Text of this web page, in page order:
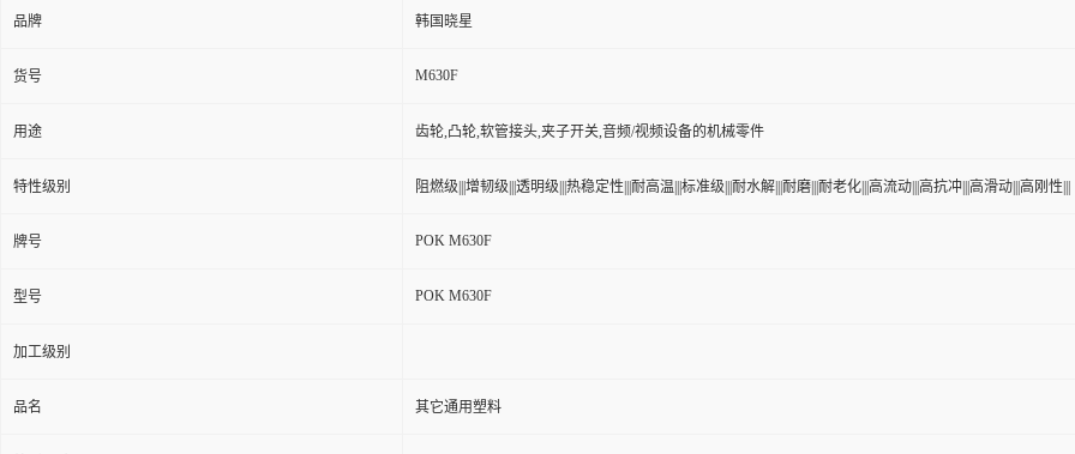
品牌 韩国晓星
货号 M630F
用途 齿轮,凸轮,软管接头,夹子开关,音频/视频设备的机械零件
特性级别 阻燃级|||增韧级|||透明级|||热稳定性|||耐高温|||标准级|||耐水解|||耐磨|||耐老化|||高流动|||高抗冲|||高滑动|||高刚性|||
牌号 POK M630F
型号 POK M630F
加工级别
品名 其它通用塑料